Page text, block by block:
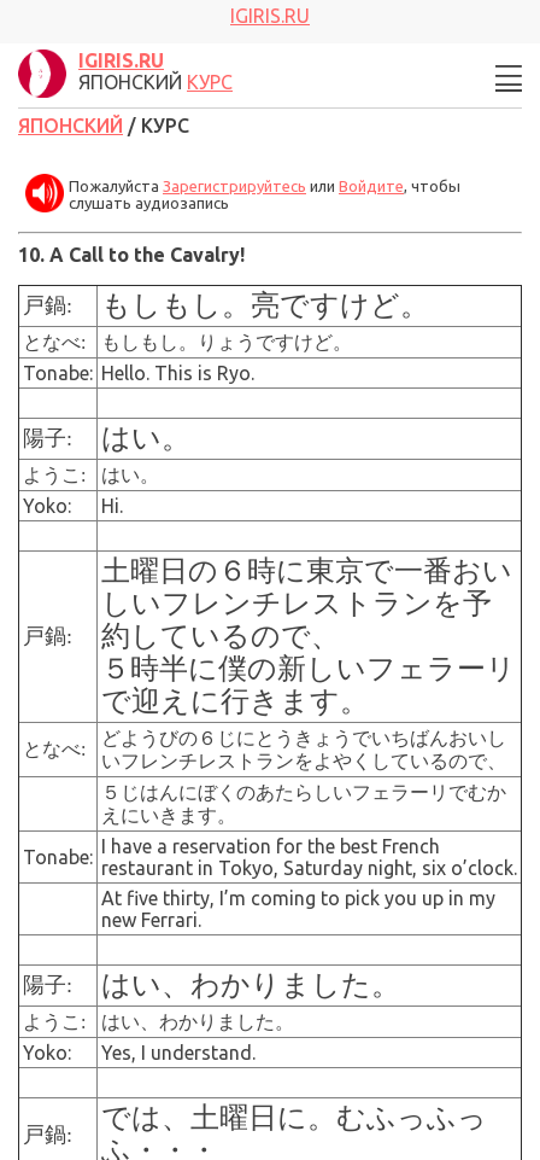
IGIRIS.RU
IGIRIS.RU
ЯПОНСКИЙ КУРС
ЯПОНСКИЙ / КУРС
Пожалуйста Зарегистрируйтесь или Войдите, чтобы
слушать аудиозапись
10. A Call to the Cavalry!
戸鍋: もしもし。亮ですけど。
となべ: もしもし。りょうですけど。
Tonabe: Hello. This is Ryo.
陽子: はい。
ようこ: はい。
Yoko: Hi.
戸鍋:
土曜日の６時に東京で一番おい
しいフレンチレストランを予
約しているので、
５時半に僕の新しいフェラーリ
で迎えに行きます。
となべ:
どようびの６じにとうきょうでいちばんおいし
いフレンチレストランをよやくしているので、
５じはんにぼくのあたらしいフェラーリでむか
えにいきます。
Tonabe: I have a reservation for the best French
restaurant in Tokyo, Saturday night, six o’clock.
At five thirty, I’m coming to pick you up in my
new Ferrari.
陽子: はい、わかりました。
ようこ: はい、わかりました。
Yoko: Yes, I understand.
戸鍋:
では、土曜日に。むふっふっ
ふ・・・